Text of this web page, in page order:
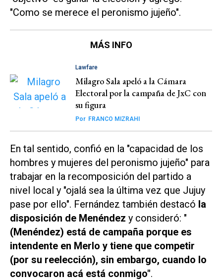
"Como se merece el peronismo jujeño".
MÁS INFO
Lawfare
Milagro Sala apeló a la Cámara
Electoral por la campaña de JxC con
su figura
Por FRANCO MIZRAHI
En tal sentido, confió en la "capacidad de los
hombres y mujeres del peronismo jujeño" para
trabajar en la recomposición del partido a
nivel local y "ojalá sea la última vez que Jujuy
pase por ello". Fernández también destacó la
disposición de Menéndez y consideró: "
(Menéndez) está de campaña porque es
intendente en Merlo y tiene que competir
(por su reelección), sin embargo, cuando lo
convocaron acá está conmigo".